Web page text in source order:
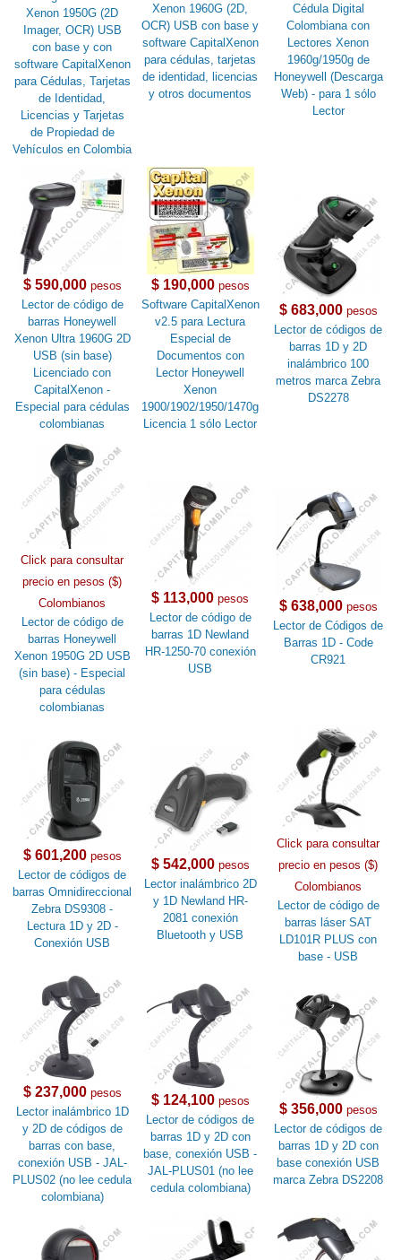
Xenon 1950G (2D
Imager, OCR) USB
con base y con
software CapitalXenon
para Cédulas, Tarjetas
de Identidad,
Licencias y Tarjetas
de Propiedad de
Vehículos en Colombia
Xenon 1960G (2D,
OCR) USB con base y
software CapitalXenon
para cédulas, tarjetas
de identidad, licencias
y otros documentos
Cédula Digital
Colombiana con
Lectores Xenon
1960g/1950g de
Honeywell (Descarga
Web) - para 1 sólo
Lector
$ 590,000pesos
Lector de código de
barras Honeywell
Xenon Ultra 1960G 2D
USB (sin base)
Licenciado con
CapitalXenon -
Especial para cédulas
colombianas
$ 190,000pesos
Software CapitalXenon
v2.5 para Lectura
Especial de
Documentos con
Lector Honeywell
Xenon
1900/1902/1950/1470g
Licencia 1 sólo Lector
$ 683,000pesos
Lector de códigos de
barras 1D y 2D
inalámbrico 100
metros marca Zebra
DS2278
Click para consultar
precio en pesos ($)
Colombianos
Lector de código de
barras Honeywell
Xenon 1950G 2D USB
(sin base) - Especial
para cédulas
colombianas
$ 113,000 pesos
Lector de código de
barras 1D Newland
HR-1250-70 conexión
USB
$ 638,000pesos
Lector de Códigos de
Barras 1D - Code
CR921
$ 601,200pesos
Lector de códigos de
barras Omnidireccional
Zebra DS9308 -
Lectura 1D y 2D -
Conexión USB
$ 542,000pesos
Lector inalámbrico 2D
y 1D Newland HR-
2081 conexión
Bluetooth y USB
Click para consultar
precio en pesos ($)
Colombianos
Lector de código de
barras láser SAT
LD101R PLUS con
base - USB
$ 237,000pesos
Lector inalámbrico 1D
y 2D de códigos de
barras con base,
conexión USB - JAL-
PLUS02 (no lee cedula
colombiana)
$ 124,100pesos
Lector de códigos de
barras 1D y 2D con
base, conexión USB -
JAL-PLUS01 (no lee
cedula colombiana)
$ 356,000pesos
Lector de códigos de
barras 1D y 2D con
base conexión USB
marca Zebra DS2208